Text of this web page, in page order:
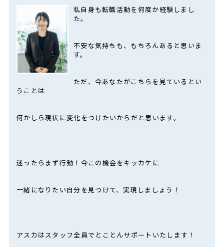
私自身も転職活動を何度か経験しまし
た。
不安な気持ちも、もちろんあると思いま
す。
ただ、今あなたがこちらを見ているとい
うことは
何かしら現状に変化をつけたいからだと思います。
迷ったらまず行動！今この機会をキッカケに
一緒になりたい自分を見つけて、実現しましょう！
アスカはスタッフ全員でとことんサポートいたします！